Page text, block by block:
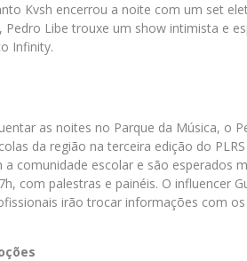
Kvsh encerrou a noite com um set
Pedro Libe trouxe um show intimista e
Infinity.
as noites no Parque da Música, o
da região na terceira edição do
comunidade escolar e são esperados
com palestras e painéis. O influencer
irão trocar informações com os